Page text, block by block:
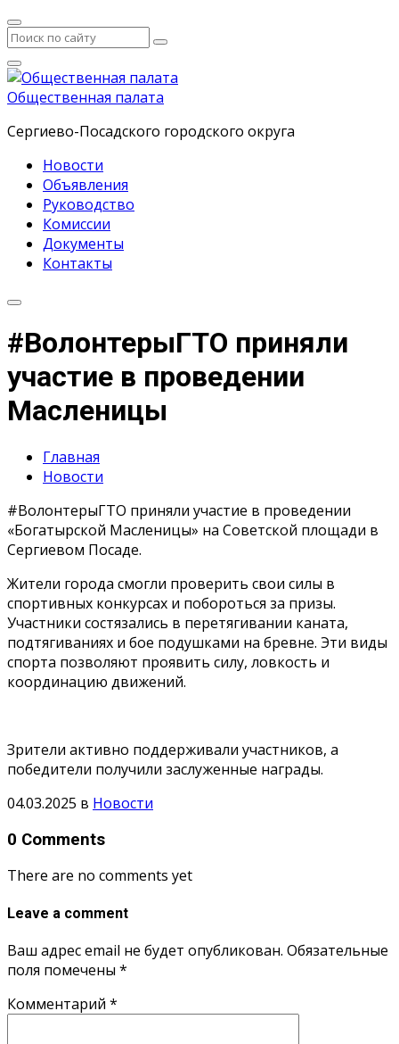
Общественная палата
Сергиево-Посадского городского округа
Новости
Объявления
Руководство
Комиссии
Документы
Контакты
#ВолонтерыГТО приняли
участие в проведении
Масленицы
Главная
Новости
#ВолонтерыГТО приняли участие в проведении
«Богатырской Масленицы» на Советской площади в
Сергиевом Посаде.
Жители города смогли проверить свои силы в
спортивных конкурсах и побороться за призы.
Участники состязались в перетягивании каната,
подтягиваниях и бое подушками на бревне. Эти виды
спорта позволяют проявить силу, ловкость и
координацию движений.
Зрители активно поддерживали участников, а
победители получили заслуженные награды.
04.03.2025 в Новости
0 Comments
There are no comments yet
Leave a comment
Ваш адрес email не будет опубликован. Обязательные
поля помечены *
Комментарий *